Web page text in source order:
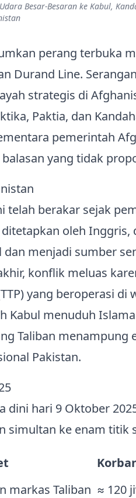
Besar‑Besaran ke Kabul,
perang terbuka
Durand Line.
strategis di
Paktia, dan
pemerintah
yang tidak
telah berakar sejak
oleh Inggris,
menjadi sumber
konflik meluas
yang beroperasi di
Kabul menuduh
Taliban menampung
Pakistan.
dini hari 9 Oktober
simultan ke enam titik
markas Taliban ≈ 120